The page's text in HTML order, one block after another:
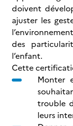
doivent
ajuster les
des
l’enfant.
Cette
Monter
trouble
leurs